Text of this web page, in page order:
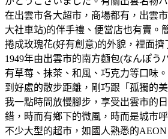
在出雲市各大超市，商場都有，出雲
大社車站)的伴手禮、便當店也有賣。
捲成玫瑰花(好有創意)的外貌，裡面擠
1949年由出雲市的南方麵包(なんぽう
有草莓、抹茶、和風、巧克力等口味
到好處的散步距離，剛巧跟「孤獨的
我一點時間放慢腳步，享受出雲市的
錯，時而有鄉下的微風，時而是城市
不少大型的超市，如國人熟悉的